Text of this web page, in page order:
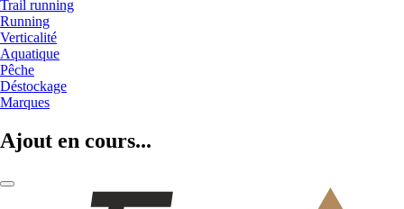
Trail running
Running
Verticalité
Aquatique
Pêche
Déstockage
Marques
Ajout en cours...